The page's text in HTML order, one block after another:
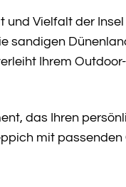
Vielfalt der Insel
sandigen
Ihrem
das Ihren
mit